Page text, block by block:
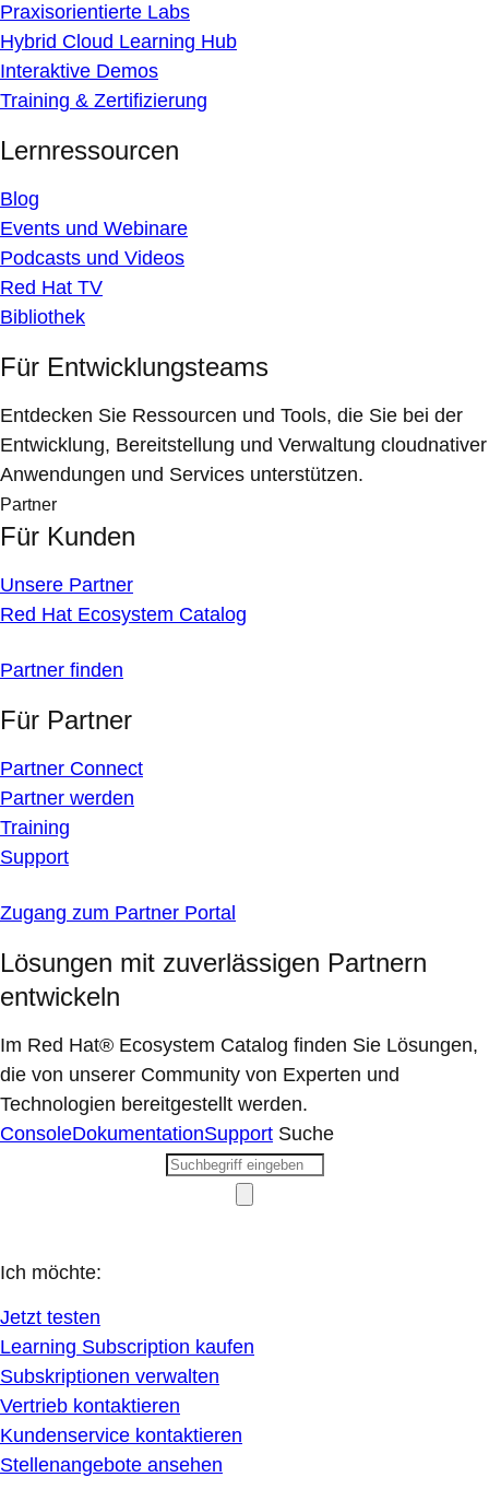
Praxisorientierte Labs
Hybrid Cloud Learning Hub
Interaktive Demos
Training & Zertifizierung
Lernressourcen
Blog
Events und Webinare
Podcasts und Videos
Red Hat TV
Bibliothek
Für Entwicklungsteams
Entdecken Sie Ressourcen und Tools, die Sie bei der
Entwicklung, Bereitstellung und Verwaltung cloudnativer
Anwendungen und Services unterstützen.
Partner
Für Kunden
Unsere Partner
Red Hat Ecosystem Catalog
Partner finden
Für Partner
Partner Connect
Partner werden
Training
Support
Zugang zum Partner Portal
Lösungen mit zuverlässigen Partnern
entwickeln
Im Red Hat® Ecosystem Catalog finden Sie Lösungen,
die von unserer Community von Experten und
Technologien bereitgestellt werden.
ConsoleDokumentationSupport Suche
Ich möchte:
Jetzt testen
Learning Subscription kaufen
Subskriptionen verwalten
Vertrieb kontaktieren
Kundenservice kontaktieren
Stellenangebote ansehen